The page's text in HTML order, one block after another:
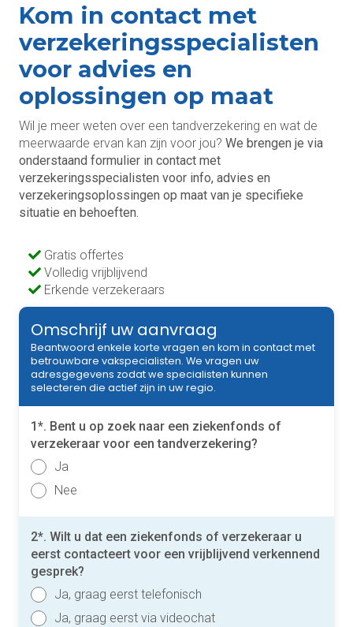
Kom in contact met
verzekeringsspecialisten
voor advies en
oplossingen op maat
Wil je meer weten over een tandverzekering en wat de
meerwaarde ervan kan zijn voor jou? We brengen je via
onderstaand formulier in contact met
verzekeringsspecialisten voor info, advies en
verzekeringsoplossingen op maat van je specifieke
situatie en behoeften.
Gratis offertes
Volledig vrijblijvend
Erkende verzekeraars
Omschrijf uw aanvraag
Beantwoord enkele korte vragen en kom in contact met
betrouwbare vakspecialisten. We vragen uw
adresgegevens zodat we specialisten kunnen
selecteren die actief zijn in uw regio.
1*. Bent u op zoek naar een ziekenfonds of
verzekeraar voor een tandverzekering?
Ja
Nee
2*. Wilt u dat een ziekenfonds of verzekeraar u
eerst contacteert voor een vrijblijvend verkennend
gesprek?
Ja, graag eerst telefonisch
Ja, graag eerst via videochat